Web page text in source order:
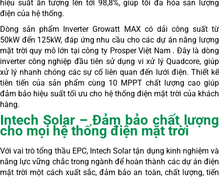
hiệu suất ấn tượng lên tới 98,8%, giúp tối đa hóa sản lượng
điện của hệ thống.
Dòng sản phẩm Inverter Growatt MAX có dải công suất từ
50kW đến 125kW, đáp ứng nhu cầu cho các dự án năng lượng
mặt trời quy mô lớn tại công ty Prosper Việt Nam . Đây là dòng
inverter công nghiệp đầu tiên sử dụng vi xử lý Quadcore, giúp
xử lý nhanh chóng các sự cố liên quan đến lưới điện. Thiết kế
tiên tiến của sản phẩm cùng 10 MPPT chất lượng cao giúp
đảm bảo hiệu suất tối ưu cho hệ thống điện mặt trời của khách
hàng.
Intech Solar – Đảm bảo chất lượng
cho mọi hệ thống điện mặt trời
Với vai trò tổng thầu EPC, Intech Solar tận dụng kinh nghiệm và
năng lực vững chắc trong ngành để hoàn thành các dự án điện
mặt trời một cách xuất sắc, đảm bảo an toàn, chất lượng, tiến